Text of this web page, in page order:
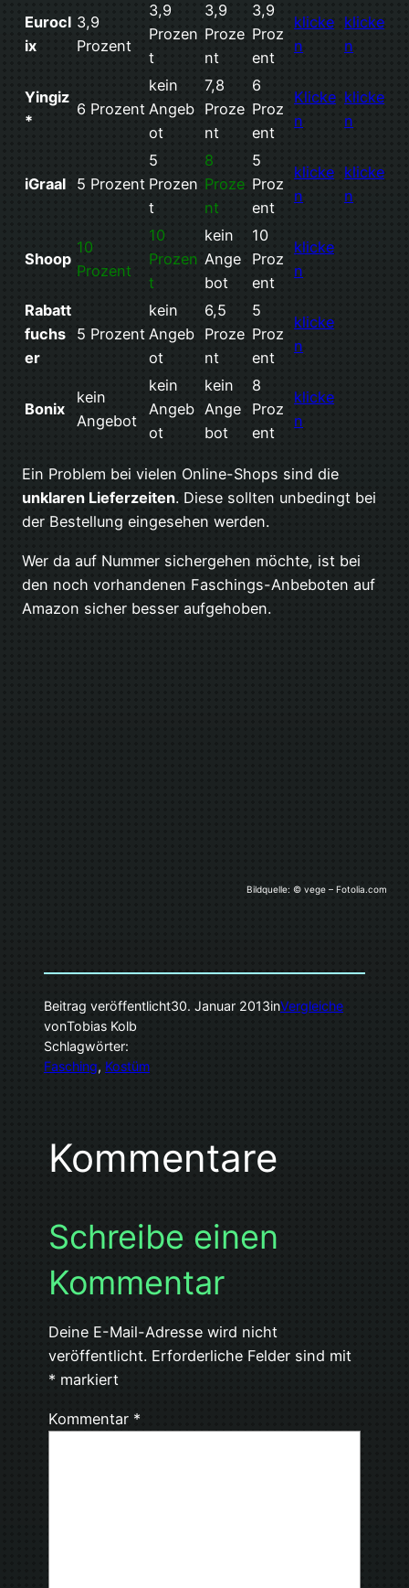
Eurocl
ix
3,9
Prozent
3,9
Prozen
t
3,9
Proze
nt
3,9
Proz
ent
klicke
n
klicke
n
Yingiz
*
6 Prozent
kein
Angeb
ot
7,8
Proze
nt
6
Proz
ent
Klicke
n
klicke
n
iGraal 5 Prozent
5
Prozen
t
8
Proze
nt
5
Proz
ent
klicke
n
klicke
n
Shoop
10
Prozent
10
Prozen
t
kein
Ange
bot
10
Proz
ent
klicke
n
Rabatt
fuchs
er
5 Prozent
kein
Angeb
ot
6,5
Proze
nt
5
Proz
ent
klicke
n
Bonix
kein
Angebot
kein
Angeb
ot
kein
Ange
bot
8
Proz
ent
klicke
n
Ein Problem bei vielen Online-Shops sind die
unklaren Lieferzeiten. Diese sollten unbedingt bei
der Bestellung eingesehen werden.
Wer da auf Nummer sichergehen möchte, ist bei
den noch vorhandenen Faschings-Anbeboten auf
Amazon sicher besser aufgehoben.
Bildquelle: © vege – Fotolia.com
Beitrag veröffentlicht30. Januar 2013inVergleiche
vonTobias Kolb
Schlagwörter:
Fasching, Kostüm
Kommentare
Schreibe einen
Kommentar
Deine E-Mail-Adresse wird nicht
veröffentlicht. Erforderliche Felder sind mit
* markiert
Kommentar *